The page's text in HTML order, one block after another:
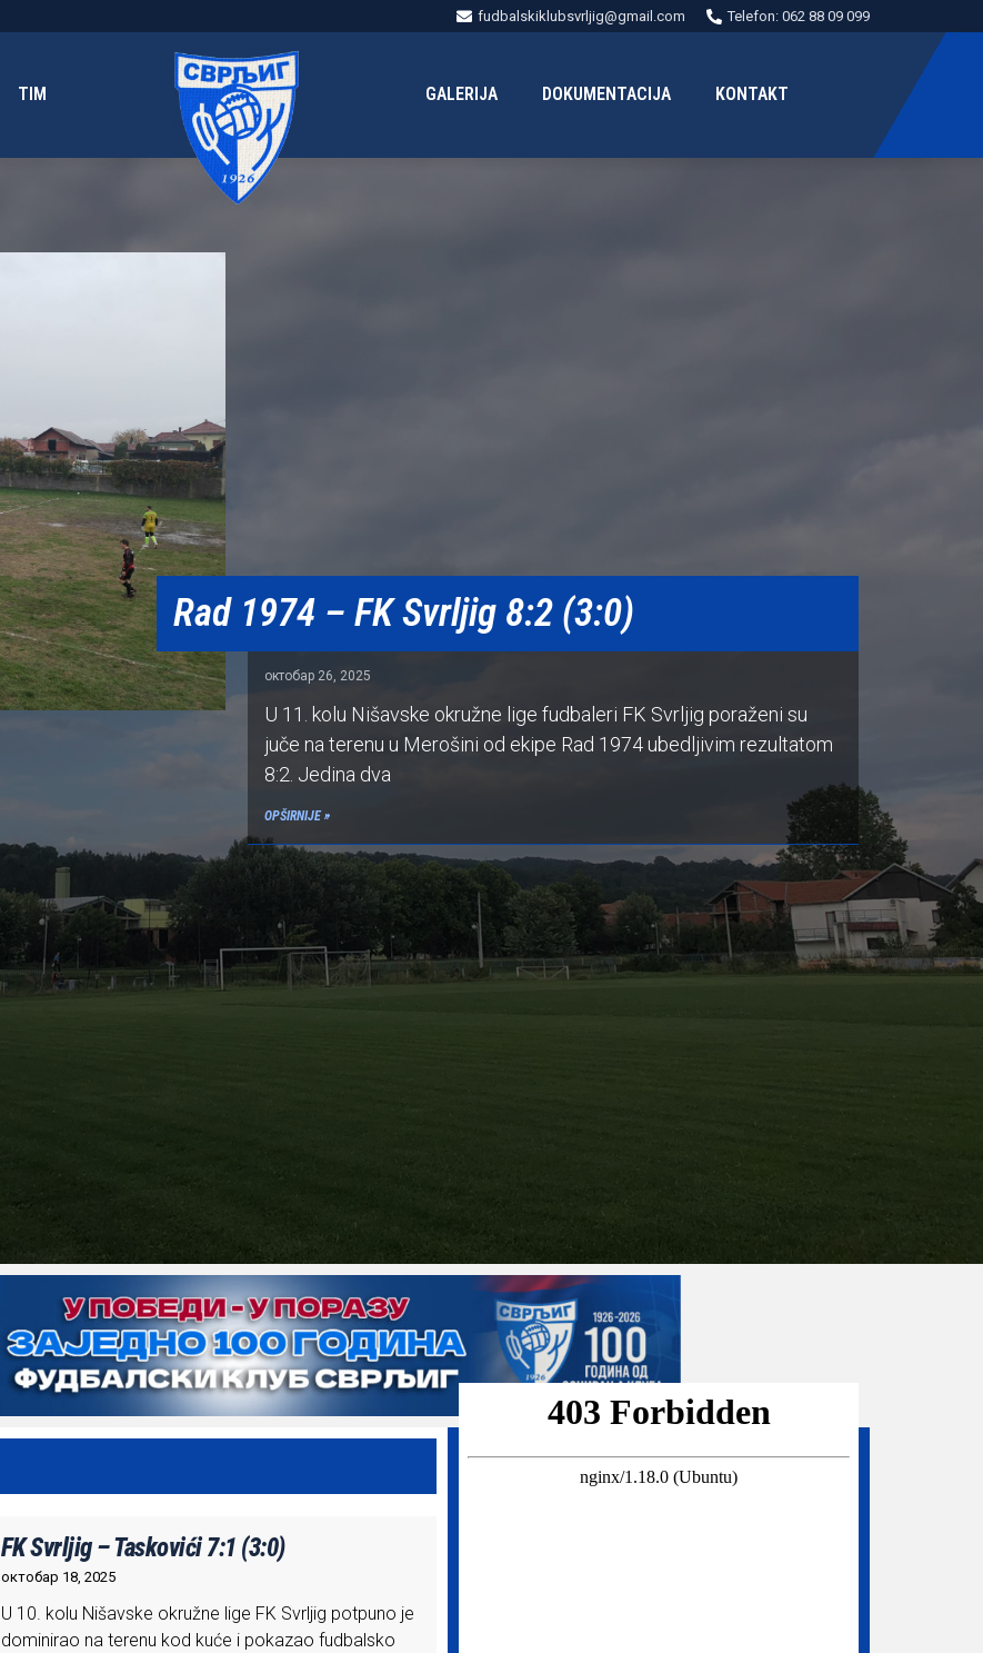
fudbalskiklubsvrljig@gmail.com Telefon: 062 88 09 099
TIM GALERIJA DOKUMENTACIJA KONTAKT
Rad 1974 – FK Svrljig 8:2 (3:0)
октобар 26, 2025
U 11. kolu Nišavske okružne lige fudbaleri FK Svrljig poraženi su
juče na terenu u Merošini od ekipe Rad 1974 ubedljivim rezultatom
8:2. Jedina dva
OPŠIRNIJE »
FK Svrljig – Taskovići 7:1 (3:0)
октобар 18, 2025
U 10. kolu Nišavske okružne lige FK Svrljig potpuno je
dominirao na terenu kod kuće i pokazao fudbalsko